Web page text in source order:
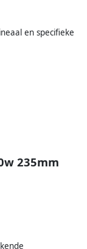
en specifieke
235mm